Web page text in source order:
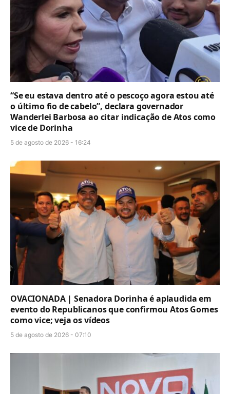
“Se eu estava dentro até o pescoço agora estou até
o último fio de cabelo”, declara governador
Wanderlei Barbosa ao citar indicação de Atos como
vice de Dorinha
5 de agosto de 2026 - 16:24
OVACIONADA | Senadora Dorinha é aplaudida em
evento do Republicanos que confirmou Atos Gomes
como vice; veja os vídeos
5 de agosto de 2026 - 07:10